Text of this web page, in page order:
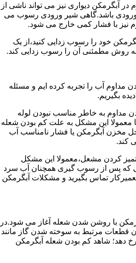
آبگرمکن دیواری نیز می تواند ناشی از
باشد.گاهی شیر ورودی رسوب می
نیز با فشار کمی خارج می شود.
خود را رسوب زدایی کنید،از یک
به روش مطمئنی آن را رسوب زدایی کند.
مداوم آب را تجربه کرده ایم و مسئله
بگیریم.
به خاطر مناسب نبودن لوله
معمولا این مشکل به علت کم بودن شعله
مخزن آبگرمکن یا فشار نامناسب آب
کند.
کردن مشعل،معمولا این مشکل
پس از رسوب گیری همچنان آب سرد
تماس بگیرید و مشکلات آبگرمکن
با روشن شدن شعله آغاز می شود.در
قطعات مرتبط به سوخته شدن گاز مانند
رخ دهد؛ شاهد کم بودن شعله آبگرمکن